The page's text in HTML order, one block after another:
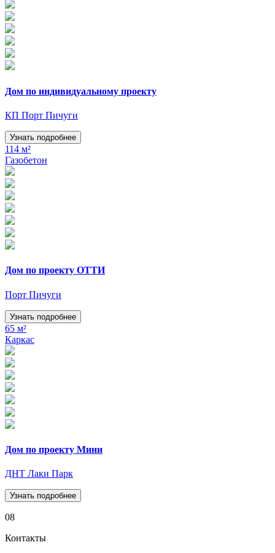
Дом по индивидуальному проекту
КП Порт Пичуги
Узнать подробнее
114 м²
Газобетон
Дом по проекту ОТТИ
Порт Пичуги
Узнать подробнее
65 м²
Каркас
Дом по проекту Мини
ДНТ Лаки Парк
Узнать подробнее
08
Контакты